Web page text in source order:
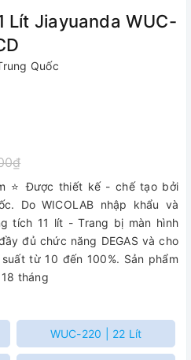
Lít Jiayuanda WUC-
Quốc
⭐ Được thiết kế - chế tạo bởi
Do WICOLAB nhập khẩu và
tích 11 lít - Trang bị màn hình
đủ chức năng DEGAS và cho
từ 10 đến 100%. Sản phẩm
tháng
WUC-220 | 22 Lít